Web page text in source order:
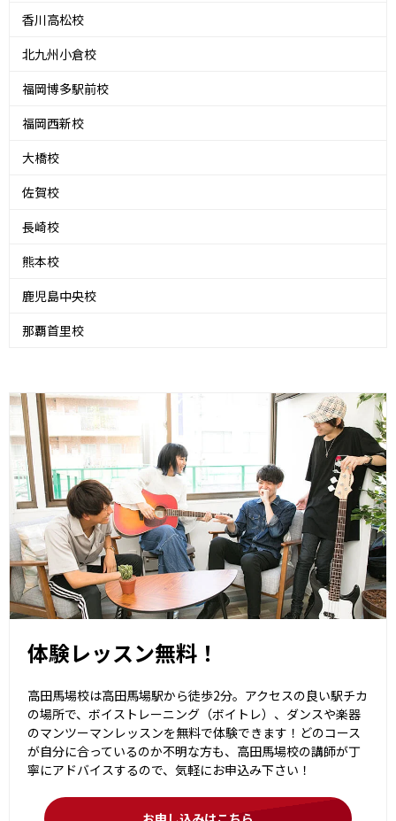
香川高松校
北九州小倉校
福岡博多駅前校
福岡西新校
大橋校
佐賀校
長崎校
熊本校
鹿児島中央校
那覇首里校
体験レッスン無料！
高田馬場校は高田馬場駅から徒歩2分。アクセスの良い駅チカ
の場所で、ボイストレーニング（ボイトレ）、ダンスや楽器
のマンツーマンレッスンを無料で体験できます！どのコース
が自分に合っているのか不明な方も、高田馬場校の講師が丁
寧にアドバイスするので、気軽にお申込み下さい！